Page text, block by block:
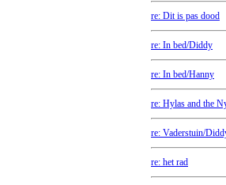
re: Dit is pas dood
re: In bed/Diddy
re: In bed/Hanny
re: Hylas and the
re: Vaderstuin/
re: het rad